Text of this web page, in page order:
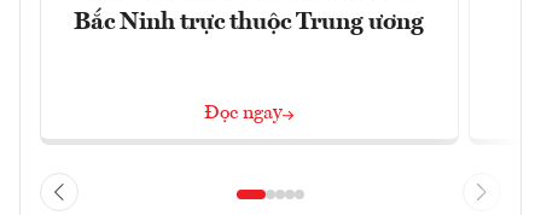
Bắc Ninh trực thuộc Trung ương
Đọc ngay